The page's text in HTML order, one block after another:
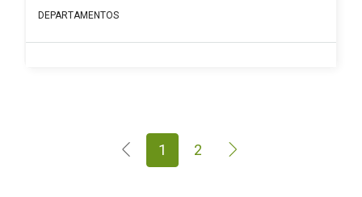
DEPARTAMENTOS
1 2